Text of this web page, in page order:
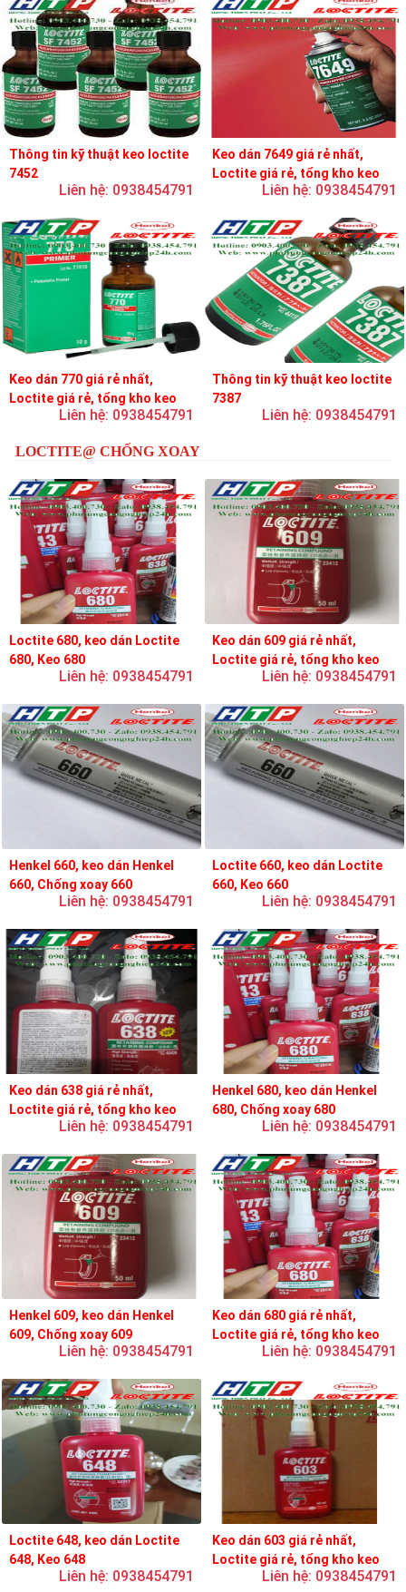
Thông tin kỹ thuật keo loctite
7452
Liên hệ: 0938454791
Keo dán 7649 giá rẻ nhất,
Loctite giá rẻ, tổng kho keo
Liên hệ: 0938454791
Keo dán 770 giá rẻ nhất,
Loctite giá rẻ, tổng kho keo
Liên hệ: 0938454791
Thông tin kỹ thuật keo loctite
7387
Liên hệ: 0938454791
LOCTITE@ CHỐNG XOAY
Loctite 680, keo dán Loctite
680, Keo 680
Liên hệ: 0938454791
Keo dán 609 giá rẻ nhất,
Loctite giá rẻ, tổng kho keo
Liên hệ: 0938454791
Henkel 660, keo dán Henkel
660, Chống xoay 660
Liên hệ: 0938454791
Loctite 660, keo dán Loctite
660, Keo 660
Liên hệ: 0938454791
Keo dán 638 giá rẻ nhất,
Loctite giá rẻ, tổng kho keo
Liên hệ: 0938454791
Henkel 680, keo dán Henkel
680, Chống xoay 680
Liên hệ: 0938454791
Henkel 609, keo dán Henkel
609, Chống xoay 609
Liên hệ: 0938454791
Keo dán 680 giá rẻ nhất,
Loctite giá rẻ, tổng kho keo
Liên hệ: 0938454791
Loctite 648, keo dán Loctite
648, Keo 648
Liên hệ: 0938454791
Keo dán 603 giá rẻ nhất,
Loctite giá rẻ, tổng kho keo
Liên hệ: 0938454791